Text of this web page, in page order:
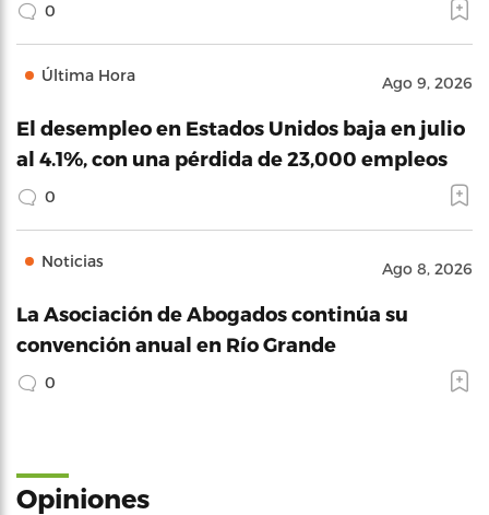
0
Última Hora Ago 9, 2026
El desempleo en Estados Unidos baja en julio
al 4.1%, con una pérdida de 23,000 empleos
0
Noticias Ago 8, 2026
La Asociación de Abogados continúa su
convención anual en Río Grande
0
Opiniones